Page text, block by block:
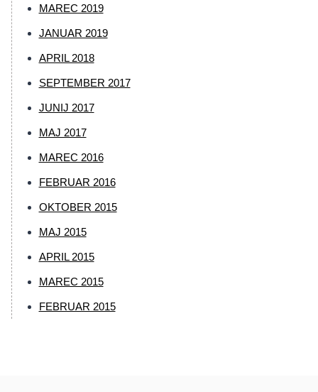
MAREC 2019
JANUAR 2019
APRIL 2018
SEPTEMBER 2017
JUNIJ 2017
MAJ 2017
MAREC 2016
FEBRUAR 2016
OKTOBER 2015
MAJ 2015
APRIL 2015
MAREC 2015
FEBRUAR 2015